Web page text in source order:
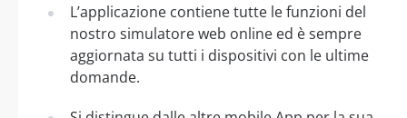
L’applicazione contiene tutte le funzioni del
nostro simulatore web online ed è sempre
aggiornata su tutti i dispositivi con le ultime
domande.